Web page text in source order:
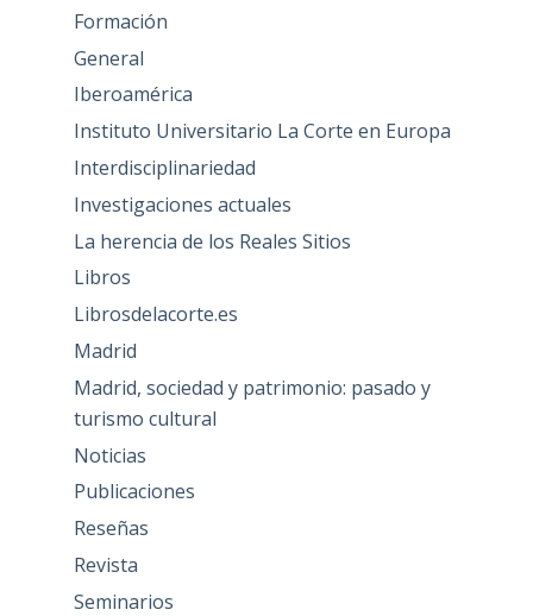
Formación
General
Iberoamérica
Instituto Universitario La Corte en Europa
Interdisciplinariedad
Investigaciones actuales
La herencia de los Reales Sitios
Libros
Librosdelacorte.es
Madrid
Madrid, sociedad y patrimonio: pasado y
turismo cultural
Noticias
Publicaciones
Reseñas
Revista
Seminarios